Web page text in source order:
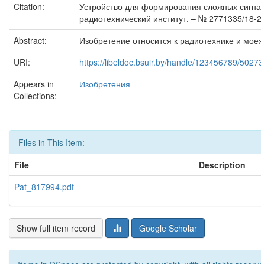
Citation:
Устройство для формирования сложных
радиотехнический институт. – № 2771335/
Abstract:
Изобретение относится к радиотехнике и
URI:
https://libeldoc.bsuir.by/handle/123456789/
Appears in
Collections:
Изобретения
Files in This Item:
File
Description
Pat_817994.pdf
Show full item record Google Scholar